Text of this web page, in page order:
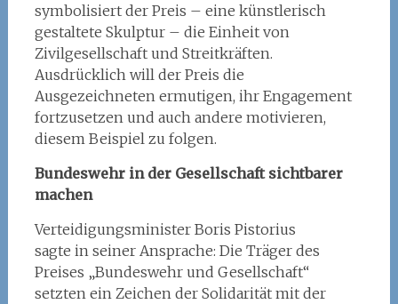
symbolisiert der Preis – eine künstlerisch
gestaltete Skulptur – die Einheit von
Zivilgesellschaft und Streitkräften.
Ausdrücklich will der Preis die
Ausgezeichneten ermutigen, ihr Engagement
fortzusetzen und auch andere motivieren,
diesem Beispiel zu folgen.
Bundeswehr in der Gesellschaft sichtbarer
machen
Verteidigungsminister Boris Pistorius
sagte in seiner Ansprache: Die Träger des
Preises „Bundeswehr und Gesellschaft“
setzten ein Zeichen der Solidarität mit der